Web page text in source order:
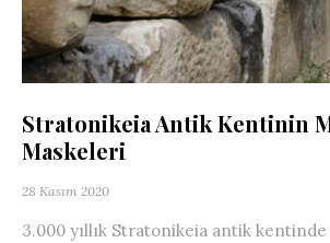
Stratonikeia Antik Kentinin
Maskeleri
28 Kasım 2020
3.000 yıllık Stratonikeia antik kentinde